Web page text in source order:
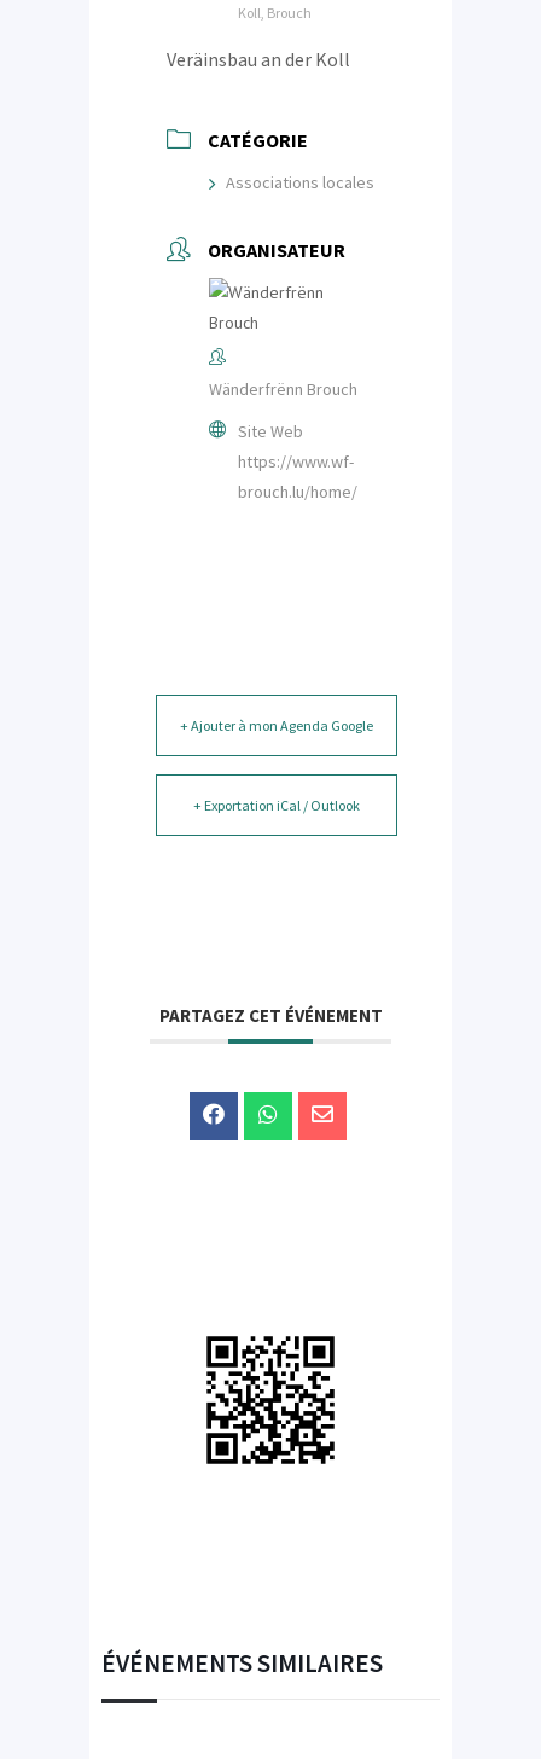
Koll, Brouch
Veräinsbau an der Koll
CATÉGORIE
Associations locales
ORGANISATEUR
Wänderfrënn Brouch
Site Web
https://www.wf-
brouch.lu/home/
+ Ajouter à mon Agenda Google
+ Exportation iCal / Outlook
PARTAGEZ CET ÉVÉNEMENT
ÉVÉNEMENTS SIMILAIRES